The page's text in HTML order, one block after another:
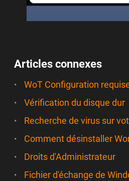
Articles connexes
WoT Configuration
Vérification du disque dur
Recherche de virus sur
Comment désinstaller
Droits d'Administrateur
Fichier d'échange de